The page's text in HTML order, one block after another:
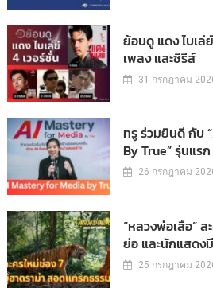
ย้อนดู แดง ไบเล่
เพลง และซีรีส์
31 กรกฎาคม
ทรู ร่วมยินดี กับ
By True” รุ่นแรก
26 กรกฎาคม
“หลวงพ่อเสือ” ล
ย่อ และนักแสดง
25 กรกฎาคม